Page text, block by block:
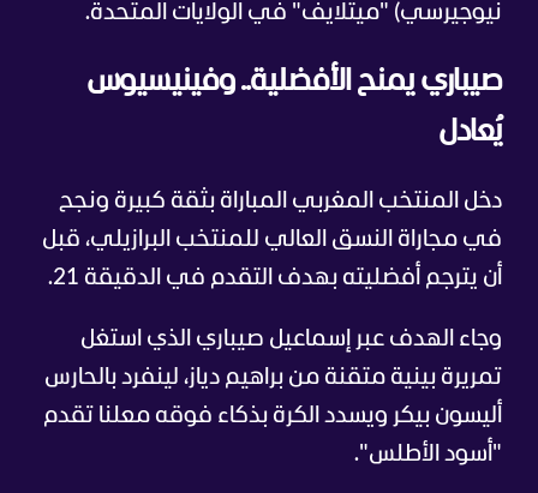
نيوجيرسي) "ميتلايف" في الولايات المتحدة.
صيباري يمنح الأفضلية.. وفينيسيوس
يُعادل
دخل المنتخب المغربي المباراة بثقة كبيرة ونجح
في مجاراة النسق العالي للمنتخب البرازيلي، قبل
أن يترجم أفضليته بهدف التقدم في الدقيقة 21.
وجاء الهدف عبر إسماعيل صيباري الذي استغل
تمريرة بينية متقنة من براهيم دياز، لينفرد بالحارس
أليسون بيكر ويسدد الكرة بذكاء فوقه معلنا تقدم
"أسود الأطلس".